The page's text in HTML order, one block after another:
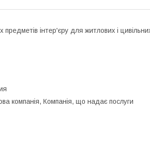
інтер'єру для житлових і
компанія, Компанія, що надає послуги